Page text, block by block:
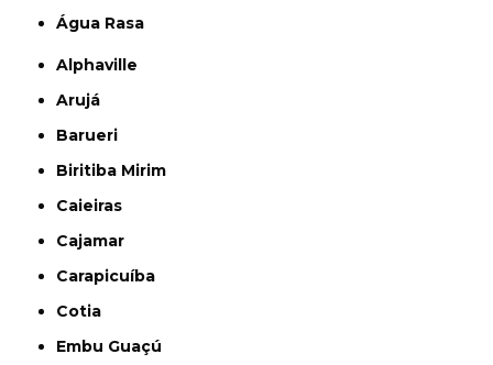
Água Rasa
Alphaville
Arujá
Barueri
Biritiba Mirim
Caieiras
Cajamar
Carapicuíba
Cotia
Embu Guaçú